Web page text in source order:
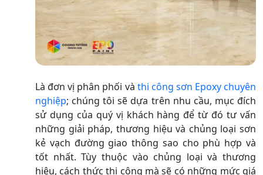
Là đơn vị phân phối và thi công sơn Epoxy chuyên
nghiệp; chúng tôi sẽ dựa trên nhu cầu, mục đích
sử dụng của quý vị khách hàng để từ đó tư vấn
những giải pháp, thương hiệu và chủng loại sơn
kẻ vạch đường giao thông sao cho phù hợp và
tốt nhất. Tùy thuộc vào chủng loại và thương
hiệu, cách thức thi công mà sẽ có những mức giá